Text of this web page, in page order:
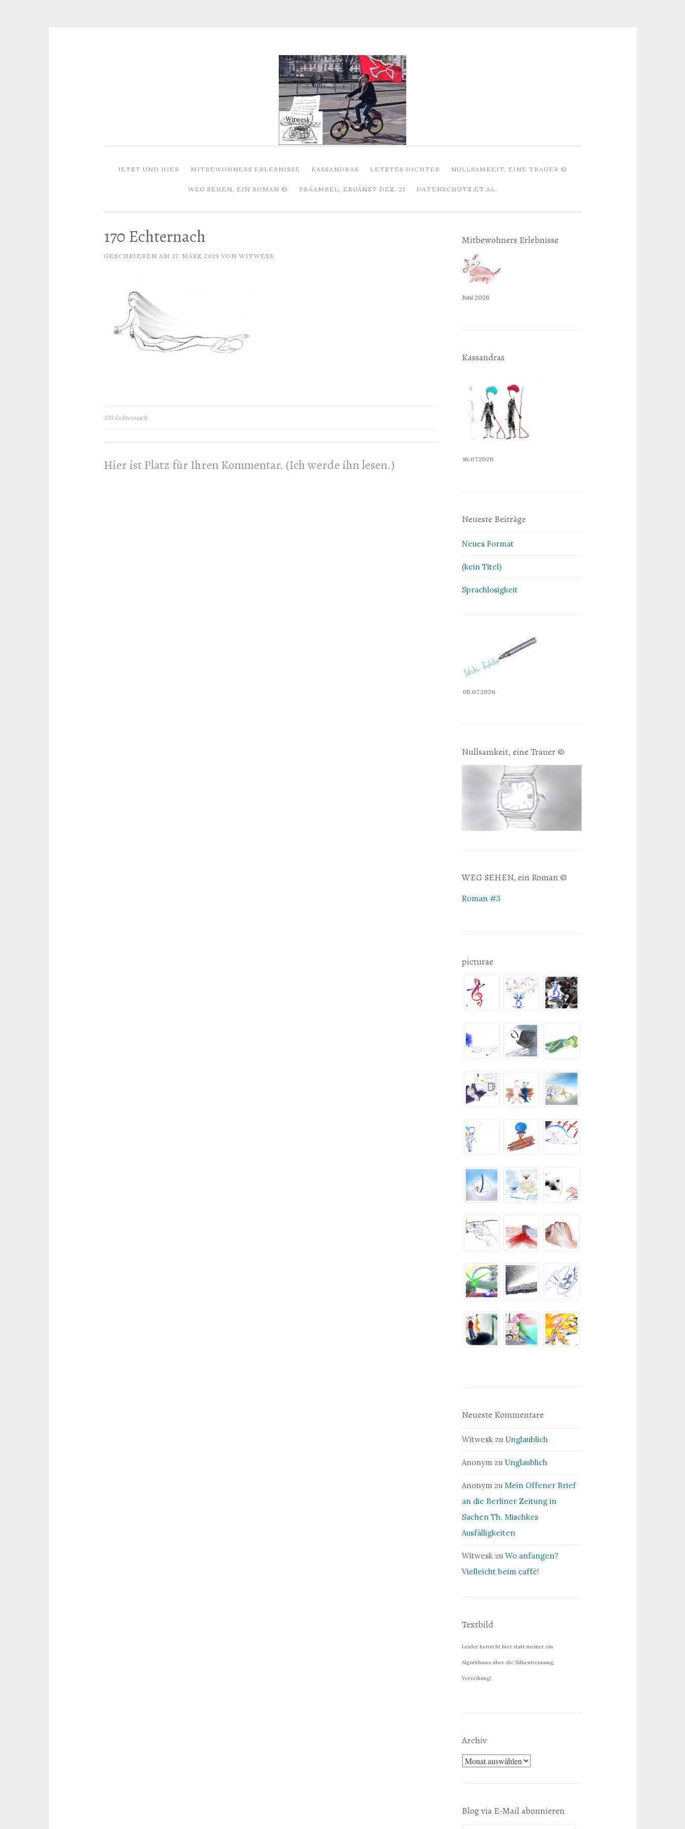
JETZT UND HIER MITBEWOHNERS ERLEBNISSE KASSANDRAS LETZTES DICHTER NULLSAMKEIT, EINE TRAUER ©
WEG SEHEN, EIN ROMAN © PRÄAMBEL, ERGÄNZT DEZ. 21 DATENSCHUTZ ET AL.
170 Echternach
GESCHRIEBEN AM 17. MÄRZ 2019 VON WITWESK
Beitragsnavigation
170 Echternach
Hier ist Platz für Ihren Kommentar. (Ich werde ihn lesen.)
Mitbewohners Erlebnisse
Juni 2026
Kassandras
16.07.2026
Neueste Beiträge
Neues Format
(kein Titel)
Sprachlosigkeit
05.07.2026
Nullsamkeit, eine Trauer ©
WEG SEHEN, ein Roman ©
Roman #3
picturae
Neueste Kommentare
Witwesk zu Unglaublich
Anonym zu Unglaublich
Anonym zu Mein Offener Brief
an die Berliner Zeitung in
Sachen Th. Mischkes
Ausfälligkeiten
Witwesk zuWo anfangen?
Vielleicht beim caffè!
Textbild
Leider herrscht hier statt meiner ein
Algorithmus über die Silbentrennung,
Verzeihung!
Archiv
Archiv
Blog via E-Mail abonnieren